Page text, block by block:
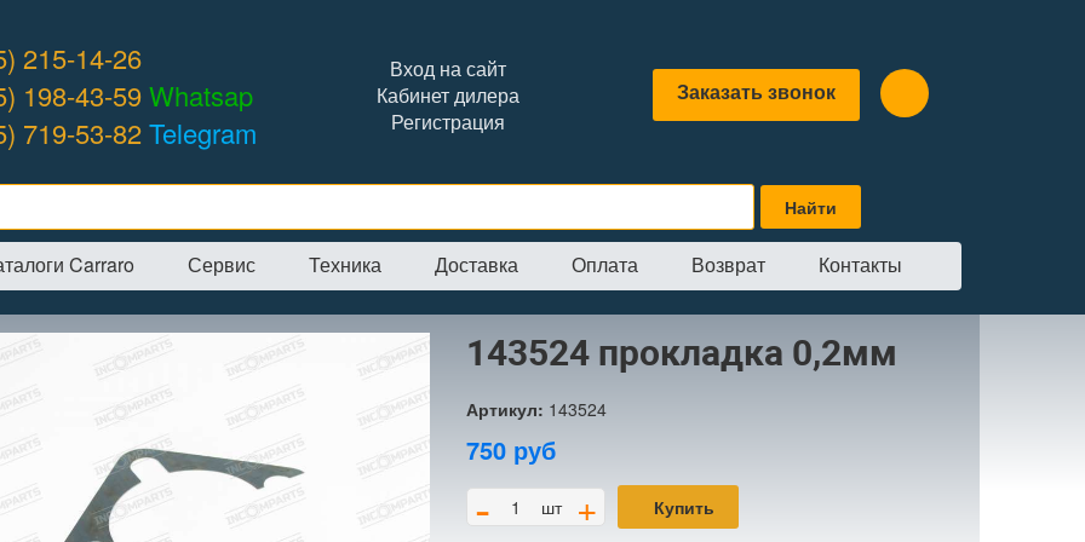
215-14-26
198-43-59Whatsap
719-53-82Telegram
Вход на сайт
Кабинет дилера
Регистрация
Заказать звонок
Carraro Сервис Техника Доставка Оплата Возврат Контакты
→Интернет-магазин →CARRARO Прокладки 143524 прокладка 0,2мм
143524 прокладка 0,2мм
Артикул: 143524
750 руб
- шт + Купить